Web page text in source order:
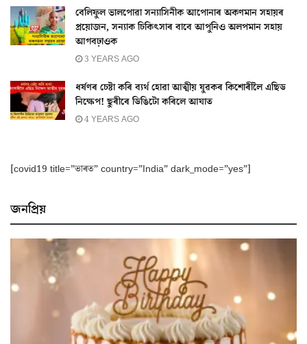
বেলিফুল ভালপোৱা সন্যাসিনীক আপোনাৰ অকণমান সহায়ৰ
প্ৰয়োজন, সন্যাক চিকিৎসাৰ বাবে আপুনিও অলপমান সহায়
আগবঢ়াওক
3 YEARS AGO
ধৰ্ষণৰ চেষ্টা কৰি ব্যৰ্থ হোৱা আত্মীয় যুৱকৰ কিশোৰীলৈ এছিড
নিক্ষেপ! ছুৰীৰে ডিঙিটো কৰিলে আঘাত
4 YEARS AGO
[covid19 title=”ভাৰত” country=”India” dark_mode=”yes”]
জনপ্ৰিয়